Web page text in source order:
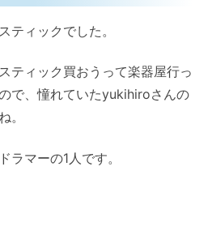
ティックでした。
ティック買おうって楽器屋行っ
で、憧れていたyukihiroさんの
。
ラマーの1人です。